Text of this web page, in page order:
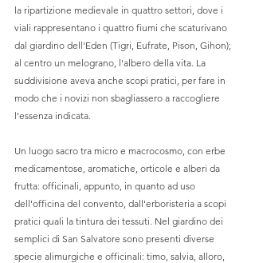
la ripartizione medievale in quattro settori, dove i
viali rappresentano i quattro fiumi che scaturivano
dal giardino dell'Eden (Tigri, Eufrate, Pison, Gihon);
al centro un melograno, l'albero della vita. La
suddivisione aveva anche scopi pratici, per fare in
modo che i novizi non sbagliassero a raccogliere
l'essenza indicata.
Un luogo sacro tra micro e macrocosmo, con erbe
medicamentose, aromatiche, orticole e alberi da
frutta: officinali, appunto, in quanto ad uso
dell'officina del convento, dall'erboristeria a scopi
pratici quali la tintura dei tessuti. Nel giardino dei
semplici di San Salvatore sono presenti diverse
specie alimurgiche e officinali: timo, salvia, alloro,